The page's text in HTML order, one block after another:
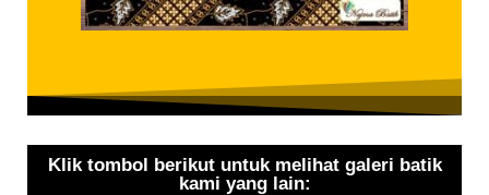
Klik tombol berikut untuk melihat galeri batik
kami yang lain: